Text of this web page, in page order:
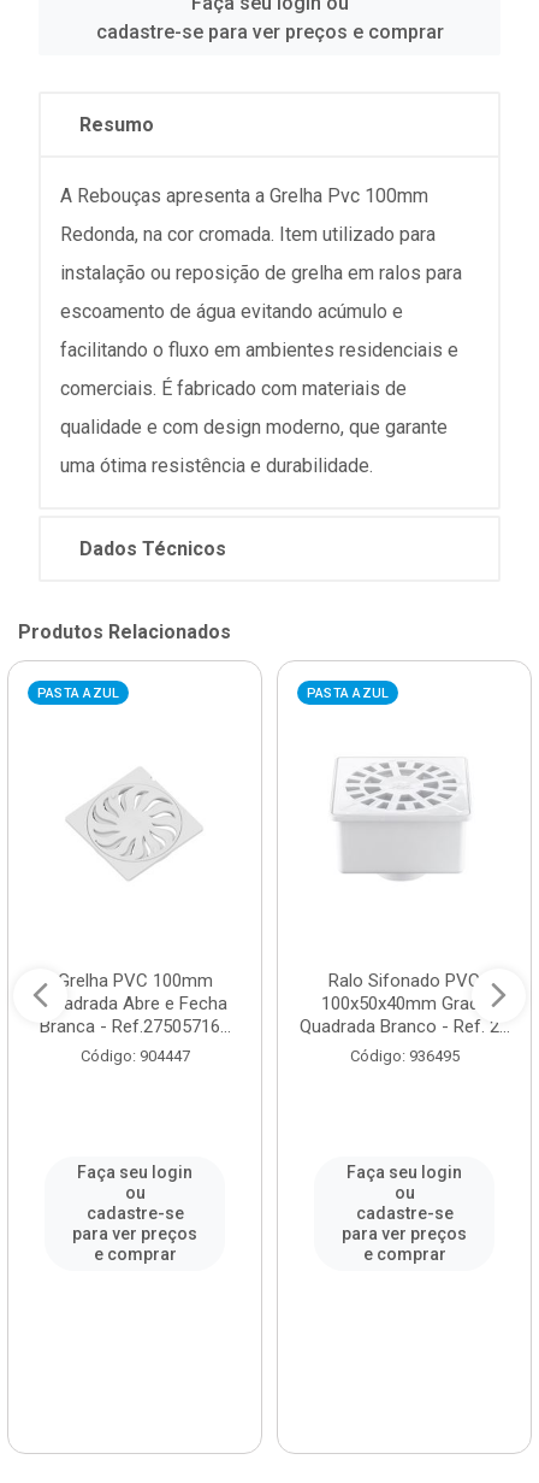
cadastre-se para ver preços e comprar
Resumo
A Rebouças apresenta a Grelha Pvc 100mm
Redonda, na cor cromada. Item utilizado para
instalação ou reposição de grelha em ralos para
escoamento de água evitando acúmulo e
facilitando o fluxo em ambientes residenciais e
comerciais. É fabricado com materiais de
qualidade e com design moderno, que garante
uma ótima resistência e durabilidade.
Dados Técnicos
Produtos Relacionados
PASTA AZUL
Grelha PVC 100mm
Quadrada Abre e Fecha
Branca - Ref.27505716...
Código: 904447
Faça seu login
ou
cadastre-se
para ver preços
e comprar
PASTA AZUL
Ralo Sifonado PVC
100x50x40mm Grade
Quadrada Branco - Ref. 2...
Código: 936495
Faça seu login
ou
cadastre-se
para ver preços
e comprar